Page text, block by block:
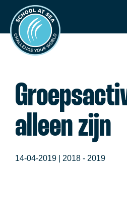
naar
inhoud
School
at
Sea
alleen zijn
14-04-2019 | 2018 - 2019